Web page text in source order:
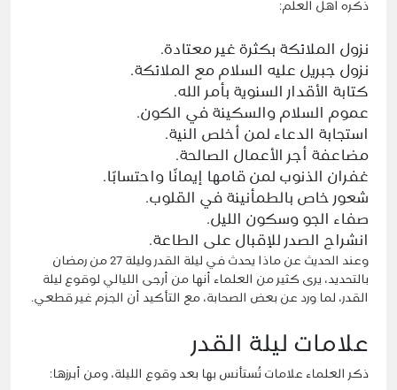
ذكره أهل العلم:
نزول الملائكة بكثرة غير معتادة.
نزول جبريل عليه السلام مع الملائكة.
كتابة الأقدار السنوية بأمر الله.
عموم السلام والسكينة في الكون.
استجابة الدعاء لمن أخلص النية.
مضاعفة أجر الأعمال الصالحة.
غفران الذنوب لمن قامها إيمانًا واحتسابًا.
شعور خاص بالطمأنينة في القلوب.
صفاء الجو وسكون الليل.
انشراح الصدر للإقبال على الطاعة.
وعند الحديث عن ماذا يحدث في ليلة القدر و ليلة 27 من رمضان
بالتحديد، يرى كثير من العلماء أنها من أرجى الليالي لوقوع ليلة
القدر، لما ورد عن بعض الصحابة، مع التأكيد أن الجزم غير قطعي.
علامات ليلة القدر
ذكر العلماء علامات تُستأنس بها بعد وقوع الليلة، ومن أبرزها: